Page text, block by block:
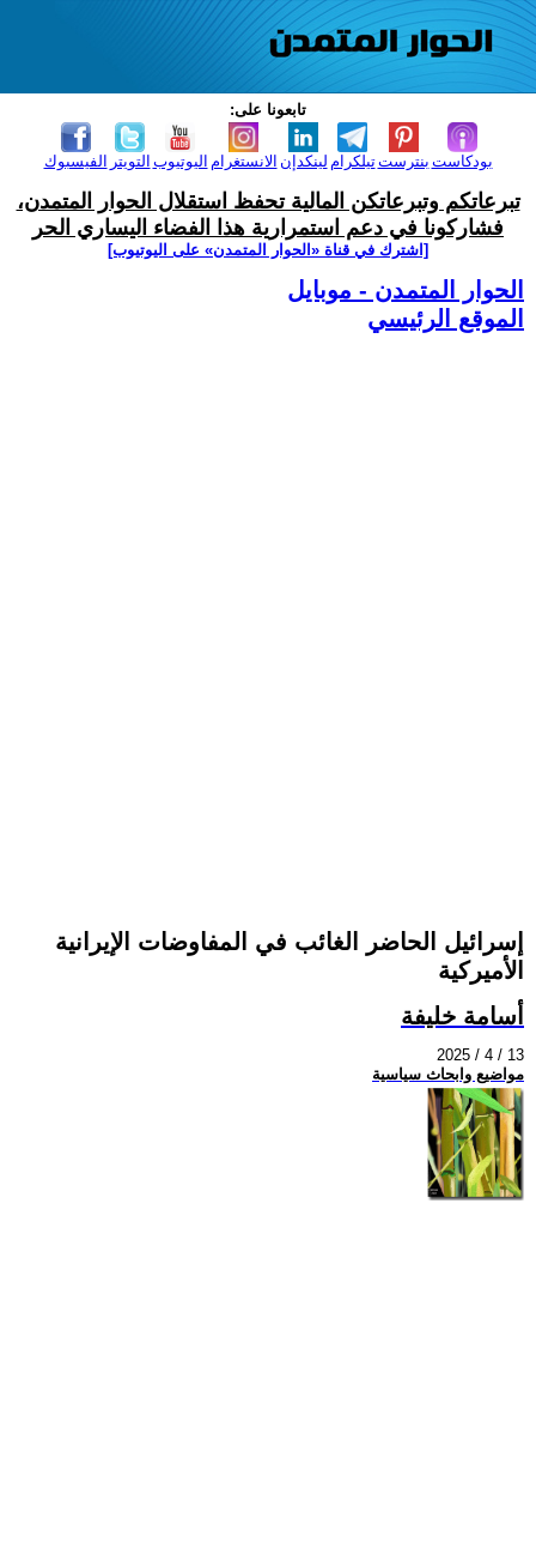
تابعونا على:
الفيسبوك التويتر اليوتيوب الانستغرام لينكدإن تيلكرامبنترست بودكاست
تبرعاتكم وتبرعاتكن المالية تحفظ استقلال الحوار المتمدن،
فشاركونا في دعم استمرارية هذا الفضاء اليساري الحر
[اشترك في قناة ‫«الحوار المتمدن» على اليوتيوب]
الحوار المتمدن - موبايل
الموقع الرئيسي
إسرائيل الحاضر الغائب في المفاوضات الإيرانية
الأميركية
أسامة خليفة
2025 / 4 / 13
مواضيع وابحاث سياسية